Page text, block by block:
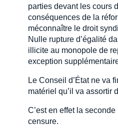
parties devant les cours
conséquences de la
méconnaître le droit
Nulle rupture d’égalité
illicite au monopole de
exception
Le Conseil d’État ne va
matériel qu’il va assortir
C’est en effet la
censure.